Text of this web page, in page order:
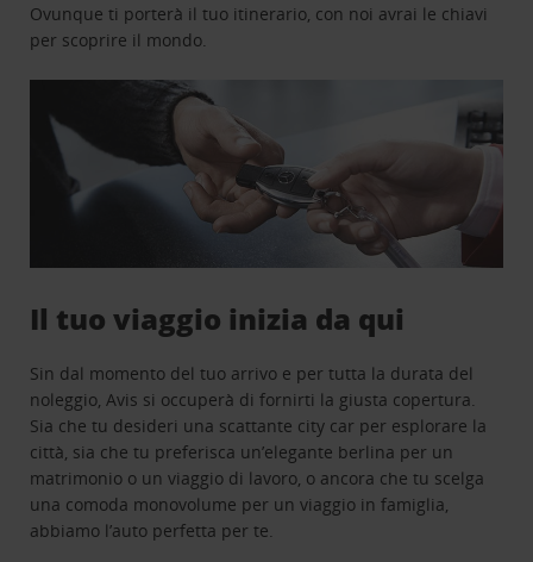
Ovunque ti porterà il tuo itinerario, con noi avrai le chiavi
per scoprire il mondo.
Il tuo viaggio inizia da qui
Sin dal momento del tuo arrivo e per tutta la durata del
noleggio, Avis si occuperà di fornirti la giusta copertura.
Sia che tu desideri una scattante city car per esplorare la
città, sia che tu preferisca un’elegante berlina per un
matrimonio o un viaggio di lavoro, o ancora che tu scelga
una comoda monovolume per un viaggio in famiglia,
abbiamo l’auto perfetta per te.